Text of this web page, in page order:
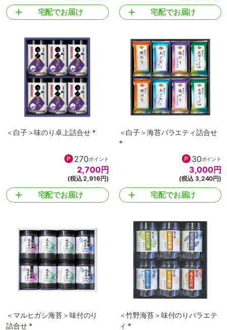
宅配でお届け 宅配でお届け
＜白子＞味のり卓上詰合せ *
270ポイント
2,700円
(税込 2,916円)
宅配でお届け
＜白子＞海苔バラエティ詰合せ
*
30ポイント
3,000円
(税込 3,240円)
宅配でお届け
＜マルヒガシ海苔＞味付のり
詰合せ *
＜竹野海苔＞味付のりバラエテ
ィ *